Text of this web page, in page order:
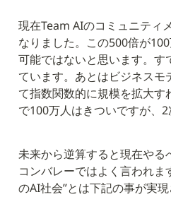
現在Team AIのコミュニティ
なりました。この500倍が
可能ではないと思います。す
ています。あとはビジネスモ
て指数関数的に規模を拡大す
で100万人はきついですが、2
未来から逆算すると現在やる
コンバレーではよく言われま
のAI社会”とは下記の事が実現